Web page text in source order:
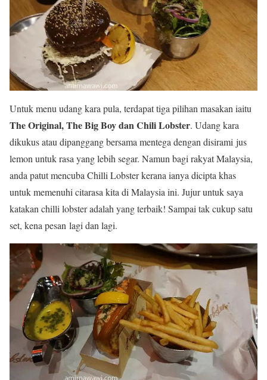
Untuk menu udang kara pula, terdapat tiga pilihan masakan iaitu
The Original, The Big Boy dan Chili Lobster. Udang kara
dikukus atau dipanggang bersama mentega dengan disirami jus
lemon untuk rasa yang lebih segar. Namun bagi rakyat Malaysia,
anda patut mencuba Chilli Lobster kerana ianya dicipta khas
untuk memenuhi citarasa kita di Malaysia ini. Jujur untuk saya
katakan chilli lobster adalah yang terbaik! Sampai tak cukup satu
set, kena pesan lagi dan lagi.